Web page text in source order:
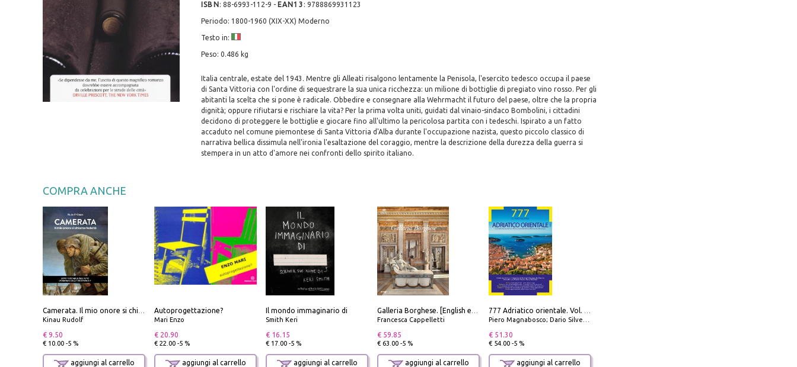
ISBN : 88-6993-112-9 - EAN13 : 9788869931123
Periodo: 1800-1960 (XIX-XX) Moderno
Testo in:
Peso: 0.486 kg
Italia centrale, estate del 1943. Mentre gli Alleati risalgono lentamente la Penisola, l'esercito tedesco occupa il paese
di Santa Vittoria con l'ordine di sequestrare la sua unica ricchezza: un milione di bottiglie di pregiato vino rosso. Per gli
abitanti la scelta che si pone è radicale. Obbedire e consegnare alla Wehrmacht il futuro del paese, oltre che la propria
dignità; oppure rifiutarsi e rischiare la vita? Per la prima volta uniti, guidati dal vinaio-sindaco Bombolini, i cittadini
decidono di proteggere le bottiglie e giocare fino all'ultimo la pericolosa partita con i tedeschi. Ispirato a un fatto
accaduto nel comune piemontese di Santa Vittoria d'Alba durante l'occupazione nazista, questo piccolo classico di
narrativa bellica dissimula nell'ironia l'esaltazione del coraggio, mentre la descrizione della durezza della guerra si
stempera in un atto d'amore nei confronti dello spirito italiano.
COMPRA ANCHE
Kinau Rudolf
€ 9.50
€ 10.00 -5 %
aggiungi al carrello
Autoprogettazione?
Mari Enzo
€ 20.90
€ 22.00 -5 %
aggiungi al carrello
Il mondo immaginario di
Smith Keri
€ 16.15
€ 17.00 -5 %
aggiungi al carrello
Francesca Cappelletti
€ 59.85
€ 63.00 -5 %
aggiungi al carrello
Piero Magnabosco; Dario Silvestro; Marco Sbrizzi
€ 51.30
€ 54.00 -5 %
aggiungi al carrello